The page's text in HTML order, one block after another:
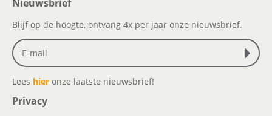
Nieuwsbrief
Blijf op de hoogte, ontvang 4x per jaar onze nieuwsbrief.
Lees hier onze laatste nieuwsbrief!
Privacy